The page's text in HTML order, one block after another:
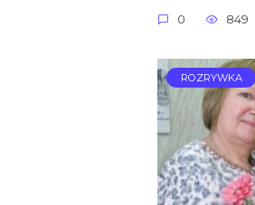
0 849
ROZRYWKA